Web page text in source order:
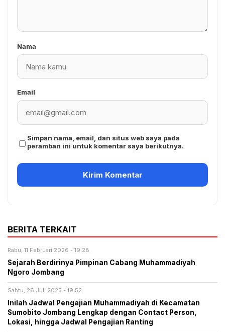
Nama
Email
Simpan nama, email, dan situs web saya pada
peramban ini untuk komentar saya berikutnya.
BERITA TERKAIT
Rabu, 11 Februari 2026 - 19:28
Sejarah Berdirinya Pimpinan Cabang Muhammadiyah
Ngoro Jombang
Sabtu, 26 Juli 2025 - 19:52
Inilah Jadwal Pengajian Muhammadiyah di Kecamatan
Sumobito Jombang Lengkap dengan Contact Person,
Lokasi, hingga Jadwal Pengajian Ranting